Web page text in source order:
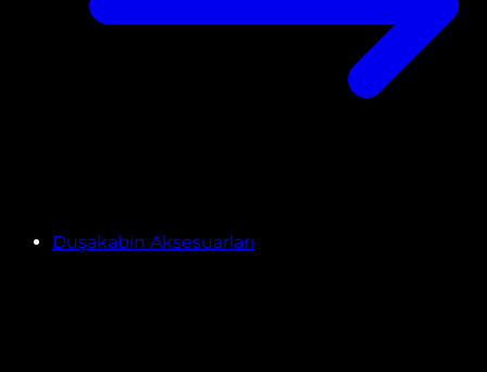
Duşakabin Aksesuarları